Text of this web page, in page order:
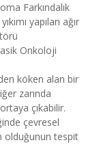
Farkındalık
yapılan ağır
Onkoloji
köken alan bir
zarında
çıkabilir.
çevresel
olduğunun tespit